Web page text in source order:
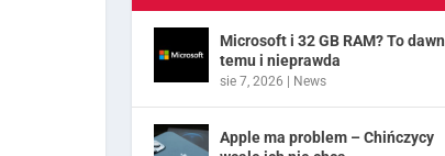
Microsoft i 32 GB RAM? To
temu i nieprawda
sie 7, 2026 | News
Apple ma problem – Chińczycy